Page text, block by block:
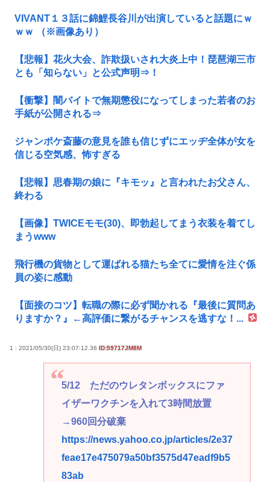
VIVANT１３話に錦鯉長谷川が出演していると話題にｗ
ｗｗ （※画像あり）
【悲報】花火大会、詐欺扱いされ大炎上中！琵琶湖三市
とも「知らない」と公式声明⇒！
【衝撃】闇バイトで無期懲役になってしまった若者のお
手紙が公開される⇒
ジャンポケ斎藤の意見を誰も信じずにエッヂ全体が女を
信じる空気感、怖すぎる
【悲報】思春期の娘に『キモッ』と言われたお父さん、
終わる
【画像】TWICEモモ(30)、即勃起してまう衣装を着てし
まうwww
飛行機の貨物として運ばれる猫たち全てに愛情を注ぐ係
員の姿に感動
【面接のコツ】転職の際に必ず聞かれる『最後に質問あ
りますか？』←高評価に繋がるチャンスを逃すな！...
1 : 2021/05/30(日) 23:07:12.36 ID:59717JM8M
5/12 ただのウレタンボックスにファ
イザーワクチンを入れて3時間放置
→960回分破棄
https://news.yahoo.co.jp/articles/2e37
feae17e475079a50bf3575d47eadf9b5
83ab